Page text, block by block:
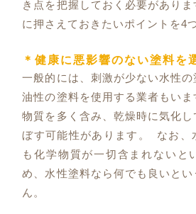
き点を把握しておく必要があり
に押さえておきたいポイントを4
＊健康に悪影響のない塗料を
一般的には、刺激が少ない水性の
油性の塗料を使用する業者もい
物質を多く含み、乾燥時に気化し
ぼす可能性があります。 なお、
も化学物質が一切含まれないと
め、水性塗料なら何でも良いと
ん。